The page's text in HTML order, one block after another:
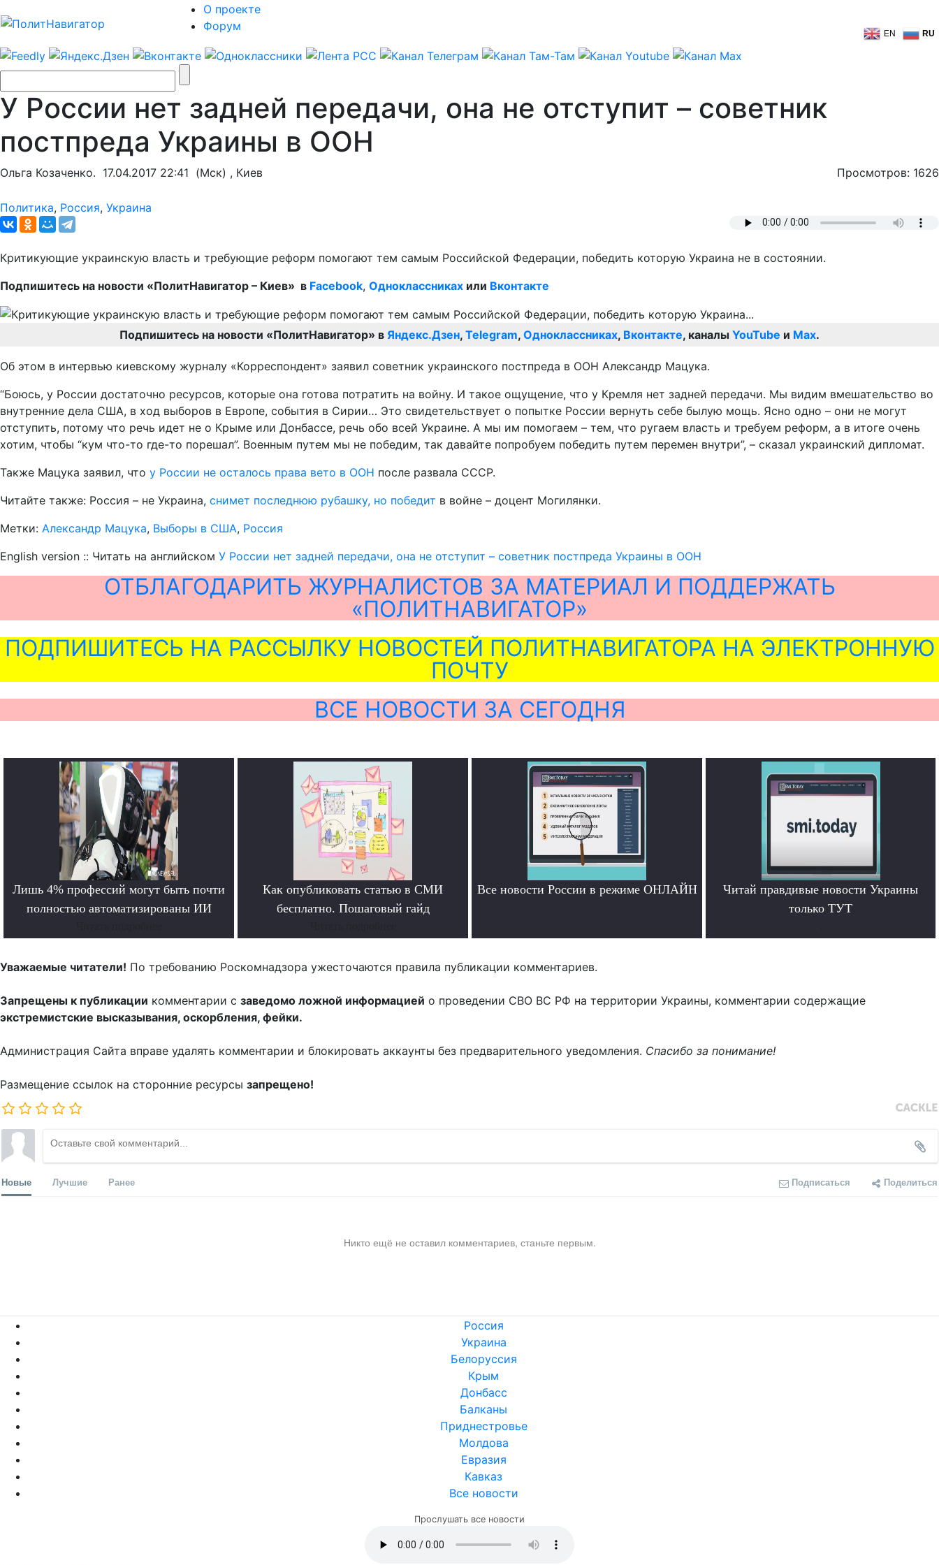
О проекте
Форум
EN RU
У России нет задней передачи, она не отступит – советник
постпреда Украины в ООН
Ольга Козаченко. 17.04.2017 22:41 (Мск) , Киев Просмотров: 1626
Политика, Россия, Украина
Критикующие украинскую власть и требующие реформ помогают тем самым Российской Федерации, победить которую Украина не в состоянии.
Подпишитесь на новости «ПолитНавигатор – Киев» в Facebook, Одноклассниках или Вконтакте
Подпишитесь на новости «ПолитНавигатор» в Яндекс.Дзен, Telegram, Одноклассниках, Вконтакте, каналы YouTube и Max.
Об этом в интервью киевскому журналу «Корреспондент» заявил советник украинского постпреда в ООН Александр Мацука.
“Боюсь, у России достаточно ресурсов, которые она готова потратить на войну. И такое ощущение, что у Кремля нет задней передачи. Мы видим вмешательство во
внутренние дела США, в ход выборов в Европе, события в Сирии… Это свидетельствует о попытке России вернуть себе былую мощь. Ясно одно – они не могут
отступить, потому что речь идет не о Крыме или Донбассе, речь обо всей Украине. А мы им помогаем – тем, что ругаем власть и требуем реформ, а в итоге очень
хотим, чтобы “кум что-то где-то порешал”. Военным путем мы не победим, так давайте попробуем победить путем перемен внутри”, – сказал украинский дипломат.
Также Мацука заявил, что у России не осталось права вето в ООН после развала СССР.
Читайте также: Россия – не Украина, снимет последнюю рубашку, но победит в войне – доцент Могилянки.
Метки: Александр Мацука, Выборы в США, Россия
English version :: Читать на английском У России нет задней передачи, она не отступит – советник постпреда Украины в ООН
ОТБЛАГОДАРИТЬ ЖУРНАЛИСТОВ ЗА МАТЕРИАЛ И ПОДДЕРЖАТЬ
«ПОЛИТНАВИГАТОР»
ПОДПИШИТЕСЬ НА РАССЫЛКУ НОВОСТЕЙ ПОЛИТНАВИГАТОРА НА ЭЛЕКТРОННУЮ
ПОЧТУ
ВСЕ НОВОСТИ ЗА СЕГОДНЯ
Лишь 4% профессий могут быть почти
полностью автоматизированы ИИ
Как опубликовать статью в СМИ
бесплатно. Пошаговый гайд
Все новости России в режиме ОНЛАЙН
Читай правдивые новости Украины
только ТУТ
Уважаемые читатели! По требованию Роскомнадзора ужесточаются правила публикации комментариев.
Запрещены к публикации комментарии с заведомо ложной информацией о проведении СВО ВС РФ на территории Украины, комментарии содержащие
экстремистские высказывания, оскорбления, фейки.
Администрация Сайта вправе удалять комментарии и блокировать аккаунты без предварительного уведомления. Спасибо за понимание!
Размещение ссылок на сторонние ресурсы запрещено!
Новые Лучшие Ранее Подписаться Поделиться
Никто ещё не оставил комментариев, станьте первым.
Россия
Украина
Белоруссия
Крым
Донбасс
Балканы
Приднестровье
Молдова
Евразия
Кавказ
Все новости
Прослушать все новости